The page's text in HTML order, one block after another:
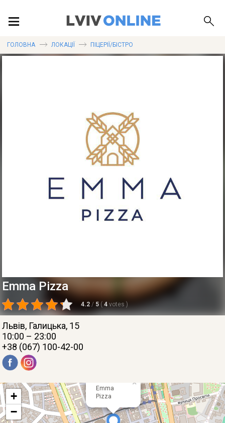
ДОВІДКА
ГОЛОВНА ЛОКАЦІЇ ПІЦЕРІЇ/БІСТРО
Emma Pizza
4.2 / 5 ( 4 votes )
Львів, Галицька, 15
10:00 – 23:00
+38 (067) 100-42-00
Emma
Pizza
×
+
−